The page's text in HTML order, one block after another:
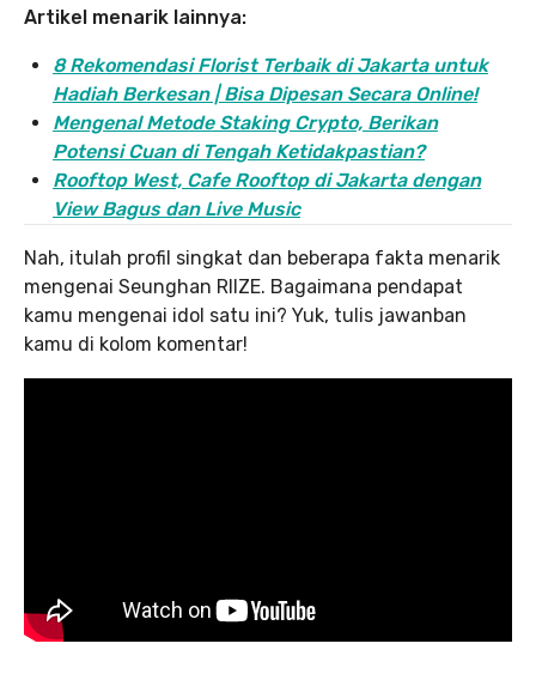
Artikel menarik lainnya:
8 Rekomendasi Florist Terbaik di Jakarta untuk
Hadiah Berkesan | Bisa Dipesan Secara Online!
Mengenal Metode Staking Crypto, Berikan
Potensi Cuan di Tengah Ketidakpastian?
Rooftop West, Cafe Rooftop di Jakarta dengan
View Bagus dan Live Music
Nah, itulah profil singkat dan beberapa fakta menarik
mengenai Seunghan RIIZE. Bagaimana pendapat
kamu mengenai idol satu ini? Yuk, tulis jawanban
kamu di kolom komentar!